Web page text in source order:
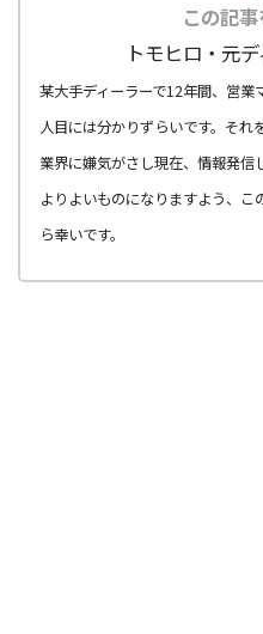
この記
トモヒロ・元
某大手ディーラーで12年間、営
人目には分かりずらいです。それ
業界に嫌気がさし現在、情報発
よりよいものになりますよう、
ら幸いです。